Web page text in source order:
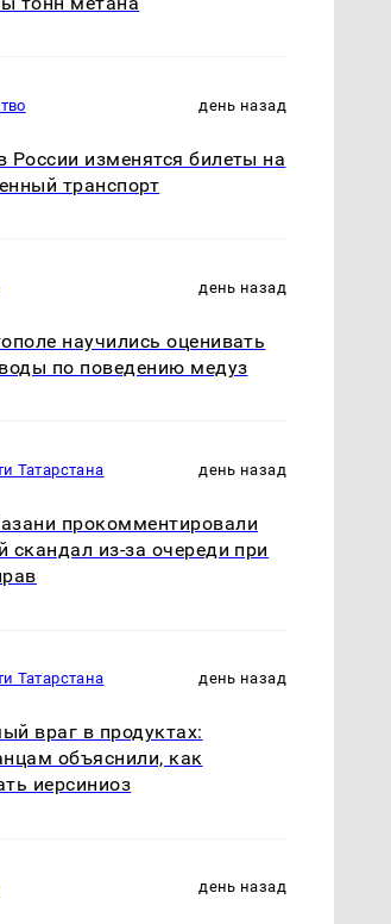
день назад
России изменятся билеты на
транспорт
день назад
научились оценивать
по поведению медуз
Татарстана день назад
прокомментировали
скандал из-за очереди при
Татарстана день назад
враг в продуктах:
объяснили, как
иерсиниоз
день назад